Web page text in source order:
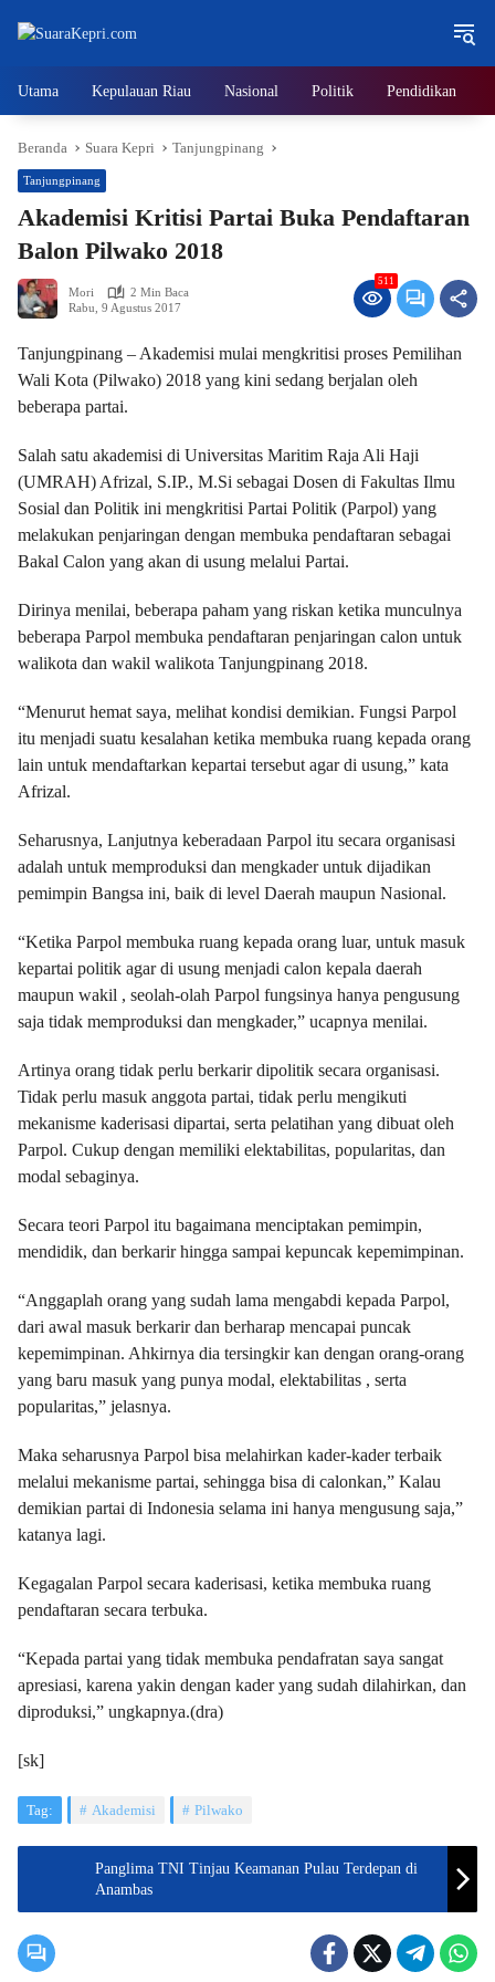
Utama Kepulauan Riau Nasional Politik Pendidikan
Beranda Suara Kepri Tanjungpinang
Tanjungpinang
Akademisi Kritisi Partai Buka Pendaftaran
Balon Pilwako 2018
Mori
2 Min Baca
Rabu, 9 Agustus 2017
511
Tanjungpinang – Akademisi mulai mengkritisi proses Pemilihan
Wali Kota (Pilwako) 2018 yang kini sedang berjalan oleh
beberapa partai.
Salah satu akademisi di Universitas Maritim Raja Ali Haji
(UMRAH) Afrizal, S.IP., M.Si sebagai Dosen di Fakultas Ilmu
Sosial dan Politik ini mengkritisi Partai Politik (Parpol) yang
melakukan penjaringan dengan membuka pendaftaran sebagai
Bakal Calon yang akan di usung melalui Partai.
Dirinya menilai, beberapa paham yang riskan ketika munculnya
beberapa Parpol membuka pendaftaran penjaringan calon untuk
walikota dan wakil walikota Tanjungpinang 2018.
“Menurut hemat saya, melihat kondisi demikian. Fungsi Parpol
itu menjadi suatu kesalahan ketika membuka ruang kepada orang
lain untuk mendaftarkan kepartai tersebut agar di usung,” kata
Afrizal.
Seharusnya, Lanjutnya keberadaan Parpol itu secara organisasi
adalah untuk memproduksi dan mengkader untuk dijadikan
pemimpin Bangsa ini, baik di level Daerah maupun Nasional.
“Ketika Parpol membuka ruang kepada orang luar, untuk masuk
kepartai politik agar di usung menjadi calon kepala daerah
maupun wakil , seolah-olah Parpol fungsinya hanya pengusung
saja tidak memproduksi dan mengkader,” ucapnya menilai.
Artinya orang tidak perlu berkarir dipolitik secara organisasi.
Tidak perlu masuk anggota partai, tidak perlu mengikuti
mekanisme kaderisasi dipartai, serta pelatihan yang dibuat oleh
Parpol. Cukup dengan memiliki elektabilitas, popularitas, dan
modal sebaginya.
Secara teori Parpol itu bagaimana menciptakan pemimpin,
mendidik, dan berkarir hingga sampai kepuncak kepemimpinan.
“Anggaplah orang yang sudah lama mengabdi kepada Parpol,
dari awal masuk berkarir dan berharap mencapai puncak
kepemimpinan. Ahkirnya dia tersingkir kan dengan orang-orang
yang baru masuk yang punya modal, elektabilitas , serta
popularitas,” jelasnya.
Maka seharusnya Parpol bisa melahirkan kader-kader terbaik
melalui mekanisme partai, sehingga bisa di calonkan,” Kalau
demikian partai di Indonesia selama ini hanya mengusung saja,”
katanya lagi.
Kegagalan Parpol secara kaderisasi, ketika membuka ruang
pendaftaran secara terbuka.
“Kepada partai yang tidak membuka pendafratan saya sangat
apresiasi, karena yakin dengan kader yang sudah dilahirkan, dan
diproduksi,” ungkapnya.(dra)
[sk]
Tag: Akademisi Pilwako
Panglima TNI Tinjau Keamanan Pulau Terdepan di
Anambas